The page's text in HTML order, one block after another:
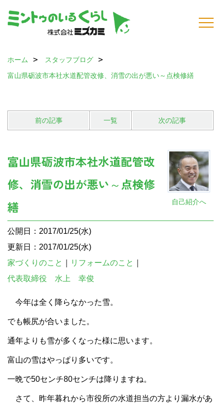
ホーム
スタッフブログ
富山県砺波市本社水道配管改修、消雪の出が悪い～点検修繕
前の記事 一覧 次の記事
自己紹介へ
富山県砺波市本社水道配管改
修、消雪の出が悪い～点検修
繕
公開日：2017/01/25(水)
更新日：2017/01/25(水)
家づくりのこと
リフォームのこと
代表取締役 水上 幸俊
今年は全く降らなかった雪。
でも帳尻が合いました。
通年よりも雪が多くなった様に思います。
富山の雪はやっぱり多いです。
一晩で50センチ80センチは降りますね。
さて、昨年暮れから市役所の水道担当の方より漏水があ